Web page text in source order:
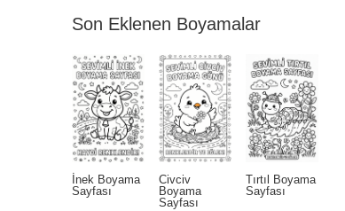
Son Eklenen Boyamalar
İnek Boyama
Sayfası
Civciv
Boyama
Sayfası
Tırtıl Boyama
Sayfası